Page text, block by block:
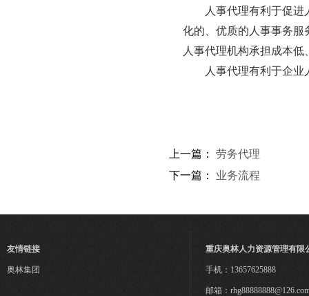
人事代理有利于促进人
化的、优质的人事事务服
人事代理机构承担成本低
人事代理有利于企业人
上一篇： 劳务代理
下一篇： 业务流程
友情链接
奥林集团
重庆奥林人力资源管理有限
手机：13657625888
邮箱：